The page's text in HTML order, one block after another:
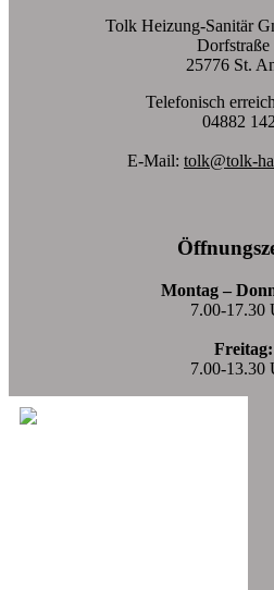
Tolk Heizung-Sanitär
Dorfstraße
25776 St.
Telefonisch
04882
E-Mail: tolk@tolk-
Montag –
7.00-17.30
Freitag:
7.00-13.30